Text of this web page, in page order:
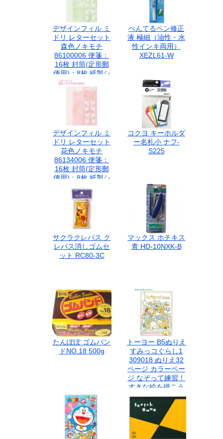
デザインフィル ミ
ドリ レターセット
森色ノキモチ
86100006 便箋：
16枚 封筒(定形郵
便用)：8枚 紙製シ
ール：1シート シ
ンプル オールシー
ズン用 ロングセラ
ー
ぺんてるペン修正
液 極細（油性・水
性インキ両用）
XEZL61-W
デザインフィル ミ
ドリ レターセット
花色ノキモチ
86134006 便箋：
16枚 封筒(定形郵
便用)：8枚 紙製シ
ンプル オールシー
ズン用 ロングセラ
ー
コクヨ キーホルダ
ー名札小 ナフ-
S225
サクラクレパス ク
レパス消しゴムセ
ット RC80-3C
マックス ホチキス
青 HD-10NXK-B
たんぽぽ ゴムバン
ドNO.18 500g
トーヨー B5ぬりえ
すみっコぐらし1
309018 ぬりえ32
ページ カラーペー
ジ なぞって練習！
すきな絵を描こう
サンエックス
sumikkogurashi